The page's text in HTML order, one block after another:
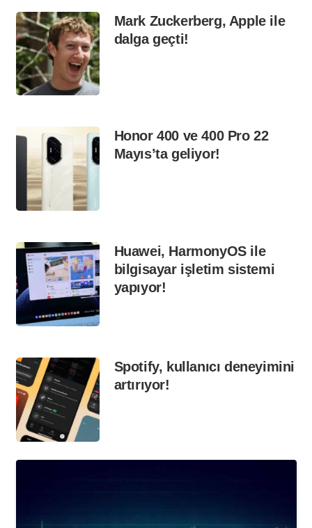
Mark Zuckerberg, Apple ile
dalga geçti!
Honor 400 ve 400 Pro 22
Mayıs’ta geliyor!
Huawei, HarmonyOS ile
bilgisayar işletim sistemi
yapıyor!
Spotify, kullanıcı deneyimini
artırıyor!